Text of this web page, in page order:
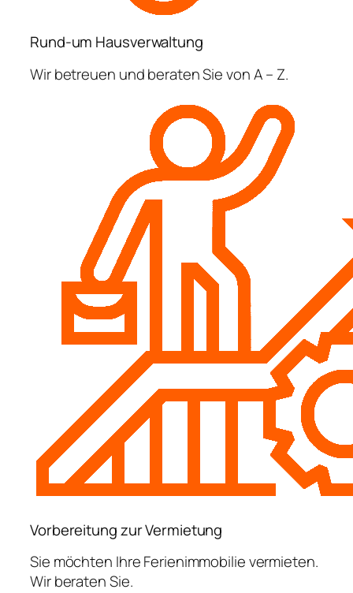
Rund-um Hausverwaltung
Wir betreuen und beraten Sie von A – Z.
Vorbereitung zur Vermietung
Sie möchten Ihre Ferienimmobilie vermieten.
Wir beraten Sie.